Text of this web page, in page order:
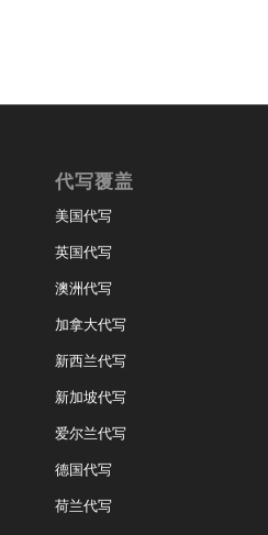
代写覆盖
美国代写
英国代写
澳洲代写
加拿大代写
新西兰代写
新加坡代写
爱尔兰代写
德国代写
荷兰代写